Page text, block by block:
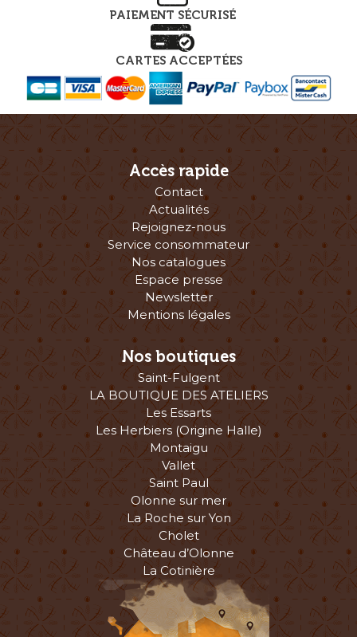
PAIEMENT SÉCURISÉ
CARTES ACCEPTÉES
Accès rapide
Contact
Actualités
Rejoignez-nous
Service consommateur
Nos catalogues
Espace presse
Newsletter
Mentions légales
Nos boutiques
Saint-Fulgent
LA BOUTIQUE DES ATELIERS
Les Essarts
Les Herbiers (Origine Halle)
Montaigu
Vallet
Saint Paul
Olonne sur mer
La Roche sur Yon
Cholet
Château d’Olonne
La Cotinière